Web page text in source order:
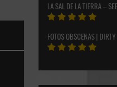
LA SAL DE LA TIERRA –
FOTOS OBSCENAS |